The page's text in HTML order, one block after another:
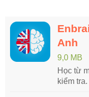
Anh
9,0 MB
Học từ
kiểm tra.